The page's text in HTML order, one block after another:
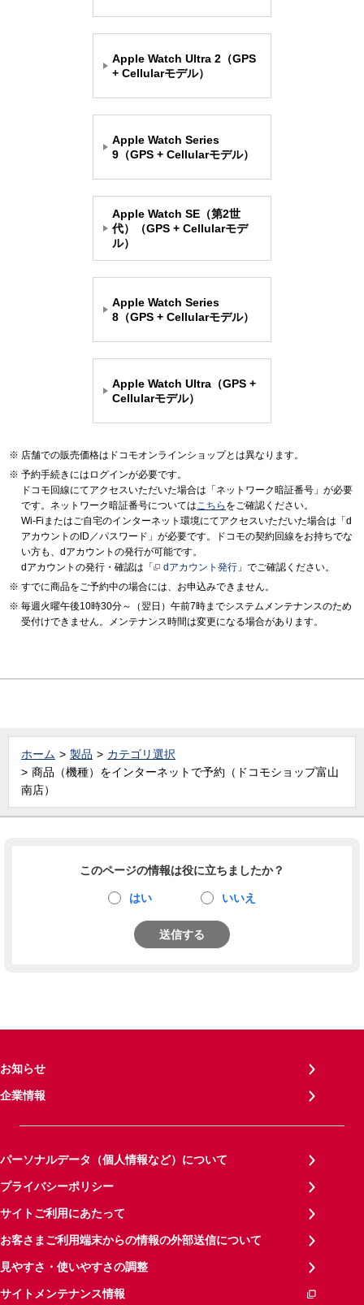
Apple Watch Ultra 2（GPS
+ Cellularモデル）
Apple Watch Series
9（GPS + Cellularモデル）
Apple Watch SE（第2世
代）（GPS + Cellularモデ
ル）
Apple Watch Series
8（GPS + Cellularモデル）
Apple Watch Ultra（GPS +
Cellularモデル）
店舗での販売価格はドコモオンラインショップとは異なります。
予約手続きにはログインが必要です。
ドコモ回線にてアクセスいただいた場合は「ネットワーク暗証番号」が必要
です。ネットワーク暗証番号についてはこちら をご確認ください。
Wi-Fiまたはご自宅のインターネット環境にてアクセスいただいた場合は「d
アカウントのID／パスワード」が必要です。ドコモの契約回線をお持ちでな
い方も、dアカウントの発行が可能です。
dアカウントの発行・確認は「
dアカウント発行 」でご確認ください。
すでに商品をご予約中の場合には、お申込みできません。
毎週火曜午後10時30分～（翌日）午前7時までシステムメンテナンスのため
受付けできません。メンテナンス時間は変更になる場合があります。
ホーム 製品
カテゴリ選択
商品（機種）をインターネットで予約（ドコモショップ富山
南店）
このページの情報は役に立ちましたか？
はい いいえ
送信する
お知らせ
企業情報
パーソナルデータ（個人情報など）について
プライバシーポリシー
サイトご利用にあたって
お客さまご利用端末からの情報の外部送信について
見やすさ・使いやすさの調整
サイトメンテナンス情報